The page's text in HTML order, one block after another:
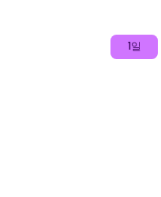
1일